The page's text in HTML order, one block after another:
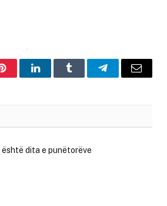
PinterestLinkedInTumblr TelegramEmail